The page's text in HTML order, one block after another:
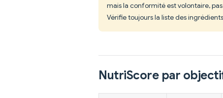
mais la conformité est volontaire,
Vérifie toujours la liste des
NutriScore par